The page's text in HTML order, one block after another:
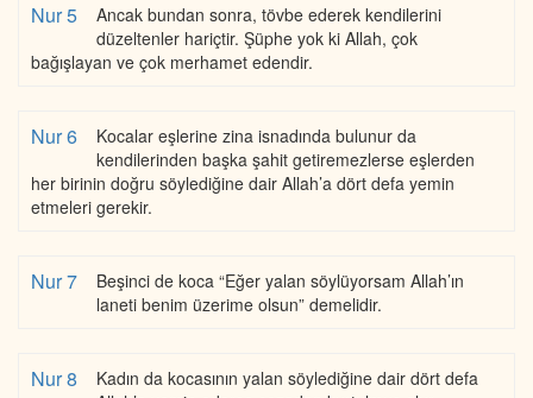
Nur 5
Ancak bundan sonra, tövbe ederek kendilerini
düzeltenler hariçtir. Şüphe yok ki Allah, çok
bağışlayan ve çok merhamet edendir.
Nur 6
Kocalar eşlerine zina isnadında bulunur da
kendilerinden başka şahit getiremezlerse eşlerden
her birinin doğru söylediğine dair Allah’a dört defa yemin
etmeleri gerekir.
Nur 7
Beşinci de koca “Eğer yalan söylüyorsam Allah’ın
laneti benim üzerime olsun” demelidir.
Nur 8
Kadın da kocasının yalan söylediğine dair dört defa